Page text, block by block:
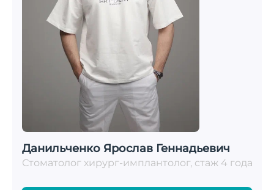
Данильченко Ярослав Геннадьевич
Стоматолог хирург-имплантолог, стаж 4 года